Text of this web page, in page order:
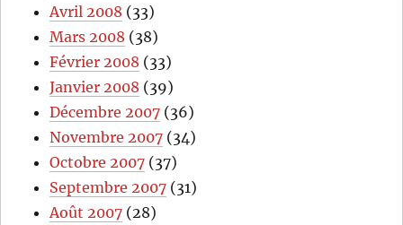
Avril 2008 (33)
Mars 2008 (38)
Février 2008 (33)
Janvier 2008 (39)
Décembre 2007 (36)
Novembre 2007 (34)
Octobre 2007 (37)
Septembre 2007 (31)
Août 2007 (28)